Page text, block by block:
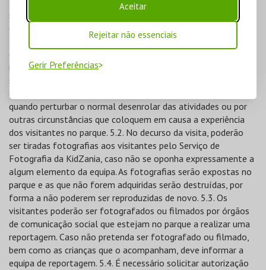
Aceitar
Rejeitar não essenciais
Gerir Preferências